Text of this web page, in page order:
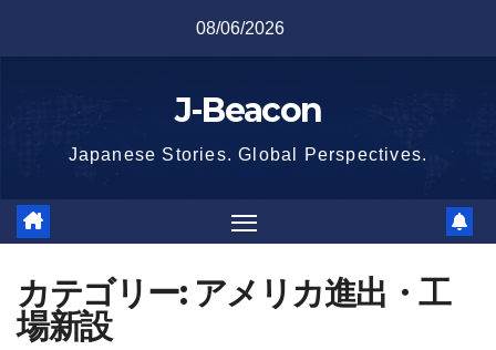
08/06/2026
J-Beacon
Japanese Stories. Global Perspectives.
カテゴリー: アメリカ進出・工
場新設